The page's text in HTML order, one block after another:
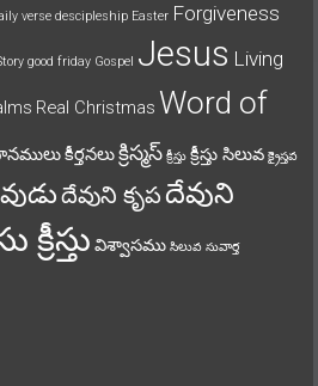
verse descipleship Easter Forgiveness
good friday Gospel Jesus Living
Real Christmas Word of
కీర్తనలుక్రిస్మస్ క్రీస్తు క్రీస్తు సిలువ క్రైస్తవ
దేవుని కృపదేవుని
విశ్వాసము సిలువ సువార్త